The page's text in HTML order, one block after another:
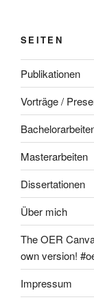
SEITEN
Publikationen
Vorträge /
Masterarbeiten
Dissertationen
Über mich
The OER
own version!
Impressum